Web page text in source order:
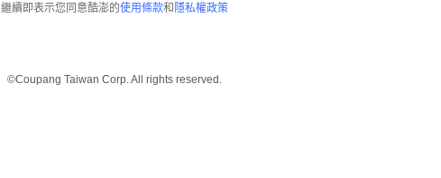
繼續即表示您同意酷澎的使用條款和 隱私權政策
©Coupang Taiwan Corp. All rights reserved.